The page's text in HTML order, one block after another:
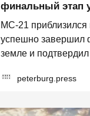
финальный этап
МС-21 приблизился
успешно завершил
земле и подтвердил
peterburg.press